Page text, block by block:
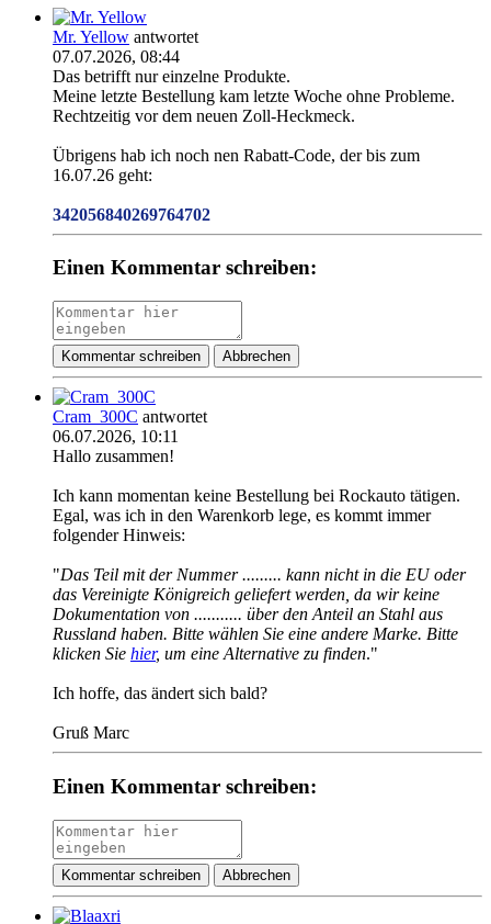
Mr. Yellow antwortet
07.07.2026, 08:44
Das betrifft nur einzelne Produkte.
Meine letzte Bestellung kam letzte Woche ohne Probleme.
Rechtzeitig vor dem neuen Zoll-Heckmeck.
Übrigens hab ich noch nen Rabatt-Code, der bis zum
16.07.26 geht:
342056840269764702
Einen Kommentar schreiben:
Kommentar schreiben Abbrechen
Cram_300C antwortet
06.07.2026, 10:11
Hallo zusammen!
Ich kann momentan keine Bestellung bei Rockauto tätigen.
Egal, was ich in den Warenkorb lege, es kommt immer
folgender Hinweis:
"Das Teil mit der Nummer ......... kann nicht in die EU oder
das Vereinigte Königreich geliefert werden, da wir keine
Dokumentation von ........... über den Anteil an Stahl aus
Russland haben. Bitte wählen Sie eine andere Marke. Bitte
klicken Sie hier, um eine Alternative zu finden."
Ich hoffe, das ändert sich bald?
Gruß Marc​
Einen Kommentar schreiben:
Kommentar schreiben Abbrechen